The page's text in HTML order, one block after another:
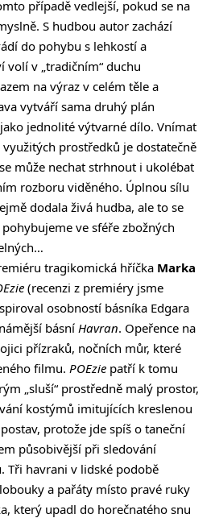
případě vedlejší, pokud se na
S hudbou autor zachází
do pohybu s lehkostí a
volí v „tradičním“ duchu
na výraz v celém těle a
vytváří sama druhý plán
jednolité výtvarné dílo. Vnímat
prostředků je dostatečně
může nechat strhnout i ukolébat
rozboru viděného. Úplnou sílu
dodala živá hudba, ale to se
ve sféře zbožných
tragikomická hříčka Marka
(recenzi z premiéry jsme
osobností básníka Edgara
básní Havran. Opeřence na
přízraků, nočních můr, které
filmu. POEzie patří k tomu
„sluší“ prostředně malý prostor,
kostýmů imitujících kreslenou
protože jde spíš o taneční
působivější při sledování
Tři havrani v lidské podobě
a pařáty místo pravé ruky
který upadl do horečnatého snu